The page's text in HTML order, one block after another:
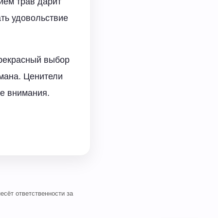
удовольствие
выбор
Ценители
внимания.
ответственности за